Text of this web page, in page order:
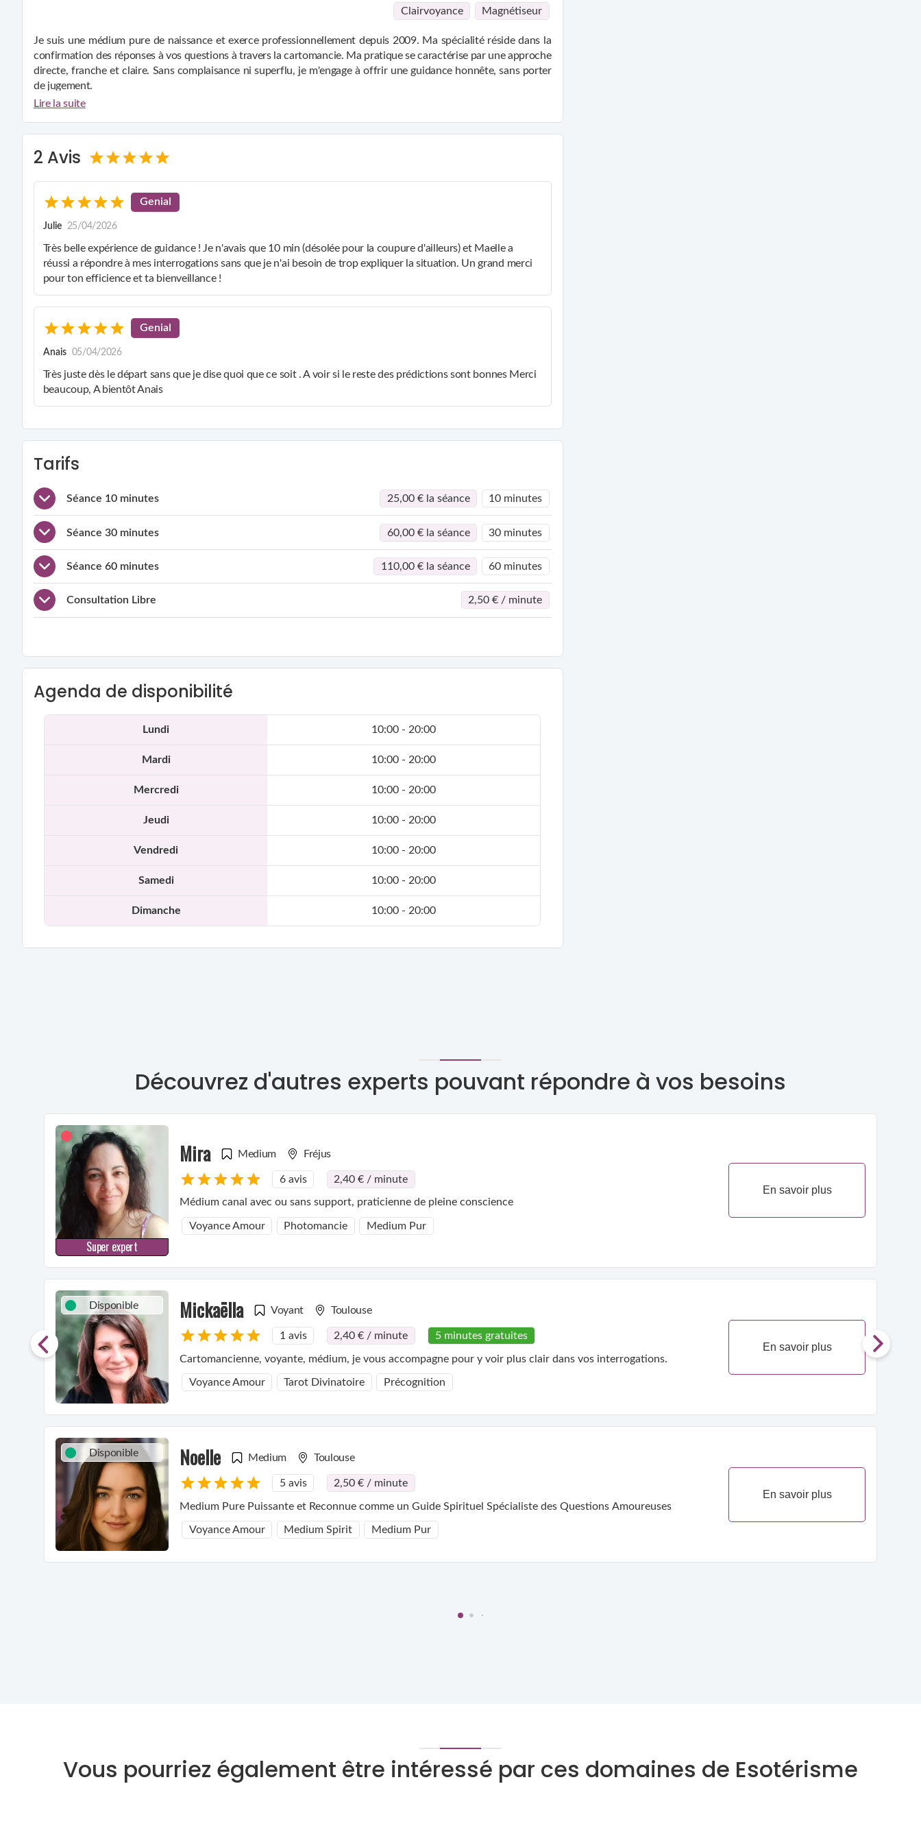
Clairvoyance Magnétiseur
Je suis une médium pure de naissance et exerce professionnellement depuis 2009. Ma spécialité réside dans la
confirmation des réponses à vos questions à travers la cartomancie. Ma pratique se caractérise par une approche
directe, franche et claire. Sans complaisance ni superflu, je m'engage à offrir une guidance honnête, sans porter
de jugement.
Mon rôle est principalement de répondre à vos interrogations, tout en vous fournissant des conseils pertinents.
permette pas de maîtriser le temps, je peux vous fournir des périodes approximatives pour les événements
En tant que médium de naissance, je n'ai pas besoin d'oracles pour recevoir des visions ou des ressentis.
Cette approche sans complaisance et directe a bâti ma réputation.
Dans le domaine de l'amour, sachez que mes conseils sont basés sur une riche expérience personnelle et
professionnelle. Je m'assure que chaque mot prononcé est vérifié par mes oracles, parfois plusieurs, selon la
vérité et l'expérience.
Lire la suite
2 Avis
Genial
Julie 25/04/2026
Très belle expérience de guidance ! Je n'avais que 10 min (désolée pour la coupure d'ailleurs) et Maelle a
réussi a répondre à mes interrogations sans que je n'ai besoin de trop expliquer la situation. Un grand merci
pour ton efficience et ta bienveillance !
Genial
Anais 05/04/2026
Très juste dès le départ sans que je dise quoi que ce soit . A voir si le reste des prédictions sont bonnes Merci
beaucoup, A bientôt Anais
Tarifs
Séance 10 minutes 25,00 € la séance 10 minutes
Séance 30 minutes 60,00 € la séance 30 minutes
Séance 60 minutes 110,00 € la séance 60 minutes
Consultation Libre 2,50 € / minute
Agenda de disponibilité
Lundi 10:00 - 20:00
Mardi 10:00 - 20:00
Mercredi 10:00 - 20:00
Jeudi 10:00 - 20:00
Vendredi 10:00 - 20:00
Samedi 10:00 - 20:00
Dimanche 10:00 - 20:00
Découvrez d'autres experts pouvant répondre à vos besoins
Super expert
Mira Medium Fréjus
6 avis 2,40 € / minute
Médium canal avec ou sans support, praticienne de pleine conscience
Voyance Amour Photomancie Medium Pur
En savoir plus
Disponible Mickaëlla Voyant Toulouse
1 avis 2,40 € / minute 5 minutes gratuites
Cartomancienne, voyante, médium, je vous accompagne pour y voir plus clair dans vos interrogations.
Voyance Amour Tarot Divinatoire Précognition
En savoir plus
Disponible Noelle Medium Toulouse
5 avis 2,50 € / minute
Medium Pure Puissante et Reconnue comme un Guide Spirituel Spécialiste des Questions Amoureuses
Voyance Amour Medium Spirit Medium Pur
En savoir plus
Vous pourriez également être intéressé par ces domaines de Esotérisme